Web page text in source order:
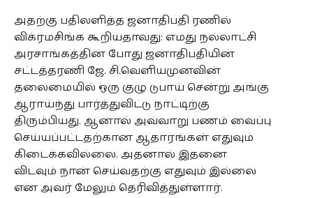
அதற்கு பதிலளித்த ஜனாதிபதி ரணில்
விக்ரமசிங்க கூறியதாவது: எமது நல்லாட்சி
அரசாங்கத்தின் போது ஜனாதிபதியின்
சட்டத்தரணி ஜே. சி.வெளியமுனவின்
தலைமையில் ஒரு குழு டுபாய் சென்று அங்கு
ஆராய்ந்து பார்த்துவிட்டு நாட்டிற்கு
திரும்பியது. ஆனால் அவ்வாறு பணம் வைப்பு
செய்யப்பட்டதற்கான ஆதாரங்கள் எதுவும்
கிடைக்கவில்லை. அதனால் இதனை
விடவும் நான் செய்வதற்கு எதுவும் இல்லை
என அவர் மேலும் தெரிவித்துள்ளார்.